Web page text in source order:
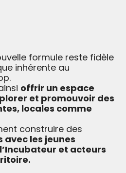
formule reste fidèle
inhérente au
offrir un espace
et promouvoir des
locales comme
construire des
les jeunes
et acteurs